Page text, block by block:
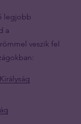
legjobb
a
veszik fel